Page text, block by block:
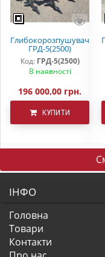
Глибокорозпушувач
ГРД-5(2500)
Код: ГРД-5(2500)
В наявності
196 000,00 грн.
КУПИТИ
ІНФО
Головна
Товари
Контакти